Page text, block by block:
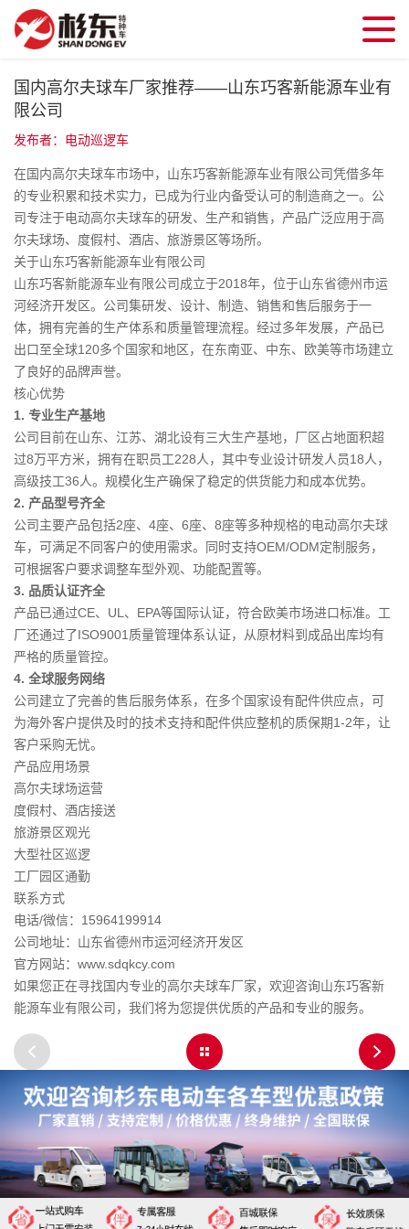
国内高尔夫球车厂家推荐——山东巧客新能源车业有
限公司
发布者：电动巡逻车
在国内高尔夫球车市场中，山东巧客新能源车业有限公司凭借多年
的专业积累和技术实力，已成为行业内备受认可的制造商之一。公
司专注于电动高尔夫球车的研发、生产和销售，产品广泛应用于高
尔夫球场、度假村、酒店、旅游景区等场所。
关于山东巧客新能源车业有限公司
山东巧客新能源车业有限公司成立于2018年，位于山东省德州市运
河经济开发区。公司集研发、设计、制造、销售和售后服务于一
体，拥有完善的生产体系和质量管理流程。经过多年发展，产品已
出口至全球120多个国家和地区，在东南亚、中东、欧美等市场建立
了良好的品牌声誉。
核心优势
1. 专业生产基地
公司目前在山东、江苏、湖北设有三大生产基地，厂区占地面积超
过8万平方米，拥有在职员工228人，其中专业设计研发人员18人，
高级技工36人。规模化生产确保了稳定的供货能力和成本优势。
2. 产品型号齐全
公司主要产品包括2座、4座、6座、8座等多种规格的电动高尔夫球
车，可满足不同客户的使用需求。同时支持OEM/ODM定制服务，
可根据客户要求调整车型外观、功能配置等。
3. 品质认证齐全
产品已通过CE、UL、EPA等国际认证，符合欧美市场进口标准。工
厂还通过了ISO9001质量管理体系认证，从原材料到成品出库均有
严格的质量管控。
4. 全球服务网络
公司建立了完善的售后服务体系，在多个国家设有配件供应点，可
为海外客户提供及时的技术支持和配件供应整机的质保期1-2年，让
客户采购无忧。
产品应用场景
高尔夫球场运营
度假村、酒店接送
旅游景区观光
大型社区巡逻
工厂园区通勤
联系方式
电话/微信：15964199914
公司地址：山东省德州市运河经济开发区
官方网站：www.sdqkcy.com
如果您正在寻找国内专业的高尔夫球车厂家，欢迎咨询山东巧客新
能源车业有限公司，我们将为您提供优质的产品和专业的服务。